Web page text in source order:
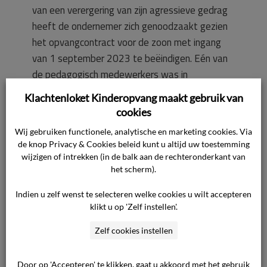
van een verergering van zijn agressieve gedrag
heeft de ondernemer zich genoodzaakt gezien
het opvangcontract voor de zoon met ingang
van 1 september 2023 te beëindigen. Eén van
de pedagogisch medewerkers was in
verwachting en zij is door de zoon behoorlijk in
de buik geschopt. De veiligheid van de
in het geding. De consument heeft er
vervolgens zelf voor gekozen het
opvangcontract voor de dochter eveneens per 1
heeft de consument geadviseerd de dochter op
alternatieven aangereikt voor passende opvang
Klachtenloket Kinderopvang maakt gebruik van
cookies
Wij gebruiken functionele, analytische en marketing cookies. Via
de knop Privacy & Cookies beleid kunt u altijd uw toestemming
wijzigen of intrekken (in de balk aan de rechteronderkant van
het scherm).
Indien u zelf wenst te selecteren welke cookies u wilt accepteren
klikt u op 'Zelf instellen'.
Zelf cookies instellen
Door op 'Accepteren' te klikken, gaat u akkoord met het gebruik